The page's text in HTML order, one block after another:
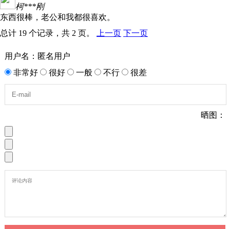
柯***刚
东西很棒，老公和我都很喜欢。
总计 19 个记录，共 2 页。
上一页 下一页
用户名：匿名用户
非常好
很好 一般 不行 很差
晒图：